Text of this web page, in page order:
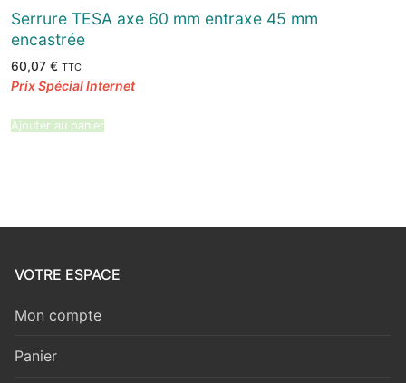
Serrure TESA axe 60 mm entraxe 45 mm
encastrée
60,07 € TTC
Ajouter au panier
VOTRE ESPACE
Mon compte
Panier